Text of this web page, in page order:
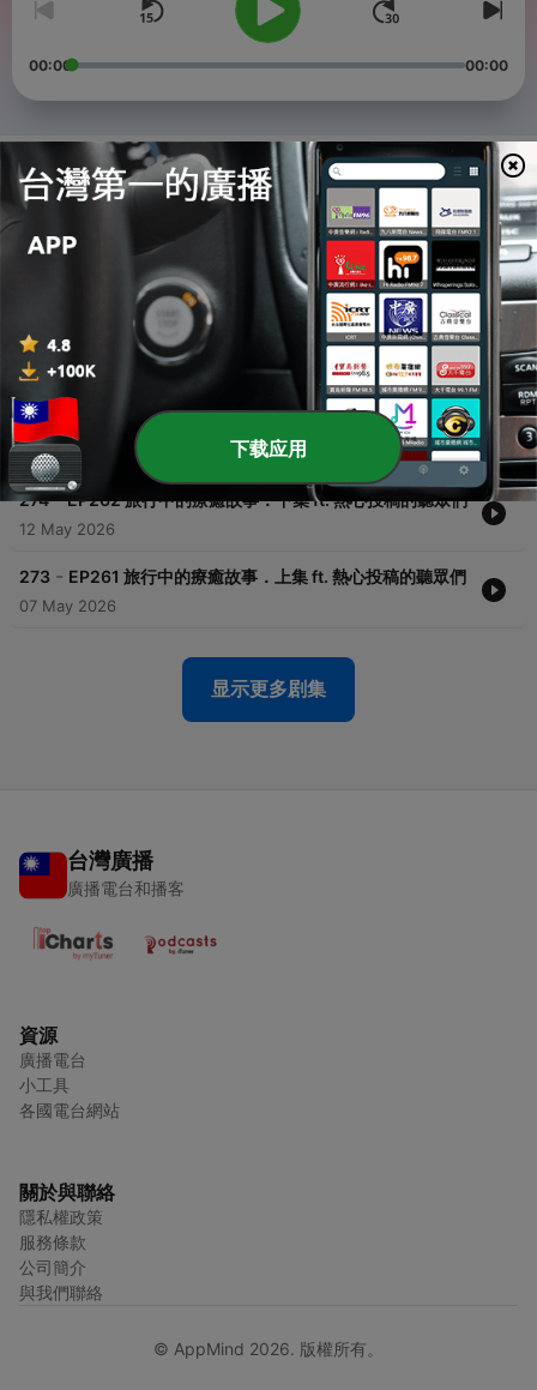
00:00 00:00
277 EP265 當創作按下暫停鍵，六週年小感言
06 Jul 2026
EP264 羅馬尼亞：拉丁語言、東正教與共產過往，
「看了西歐小說才知道我們國家有吸血鬼！」 ft.
Ponie 涵芃
30 May 2026
275 - EP263 新北市新莊區：台北盆地第一城，隱身都市叢
林裡的三百年記憶傳承 ft. 晉弘
20 May 2026
274 - EP262 旅行中的療癒故事．下集 ft. 熱心投稿的聽眾們
12 May 2026
273 - EP261 旅行中的療癒故事．上集 ft. 熱心投稿的聽眾們
07 May 2026
显示更多剧集
台灣廣播
廣播電台和播客
資源
廣播電台
小工具
各國電台網站
關於與聯絡
隱私權政策
服務條款
公司簡介
與我們聯絡
© AppMind 2026. 版權所有。
下载应用